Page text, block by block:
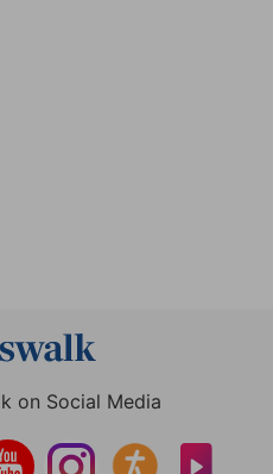
on Social Media